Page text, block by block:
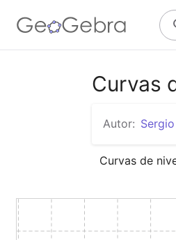
Curvas
Autor:
Curvas de